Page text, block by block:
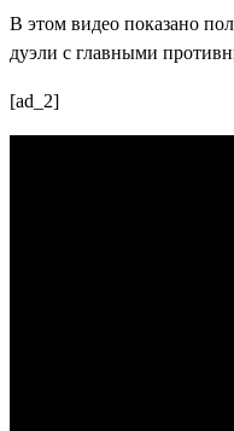
В этом видео показано
дуэли с главными
[ad_2]